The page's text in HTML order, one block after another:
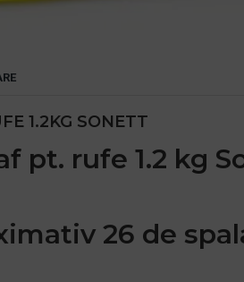
1.2KG SONETT
pt. rufe 1.2 kg
26 de